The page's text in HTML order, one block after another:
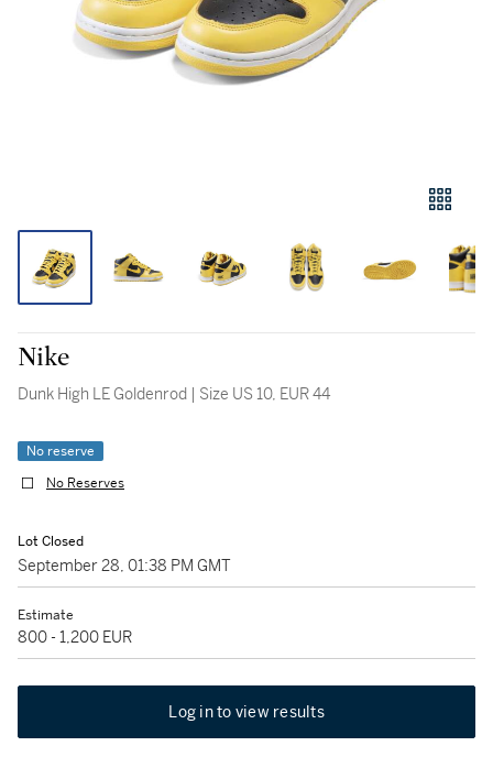
Nike
Dunk High LE Goldenrod | Size US 10, EUR 44
No reserve
No Reserves
Lot Closed
September 28, 01:38 PM GMT
Estimate
800 - 1,200 EUR
Log in to view results